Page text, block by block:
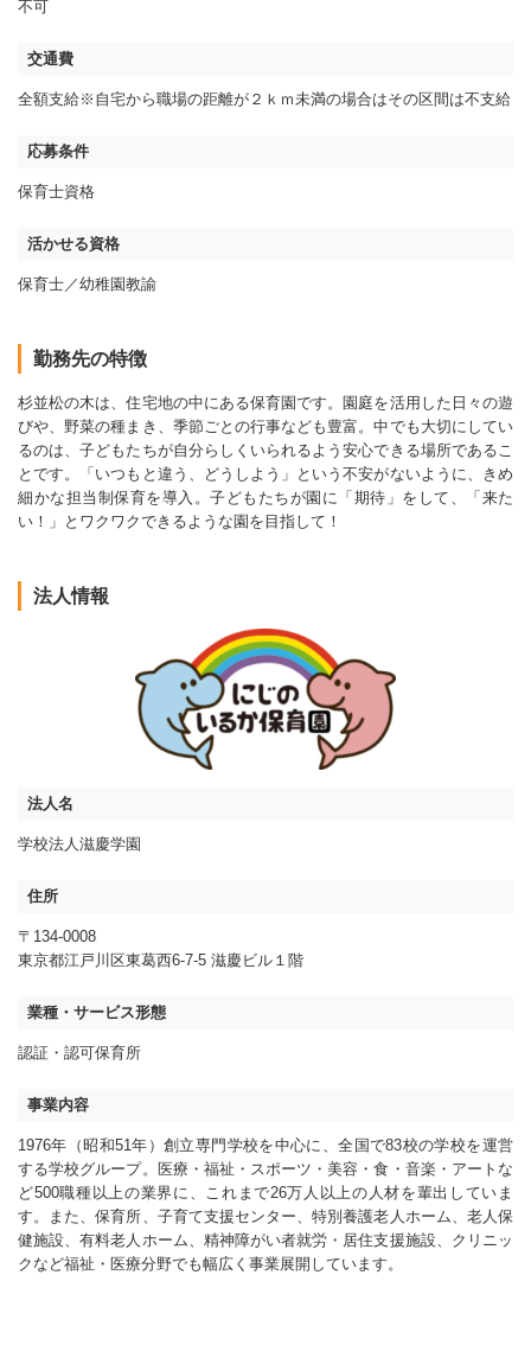
不可
交通費
全額支給※自宅から職場の距離が２ｋｍ未満の場合はその区間は不支給
応募条件
保育士資格
活かせる資格
保育士 幼稚園教諭
勤務先の特徴
杉並松の木は、住宅地の中にある保育園です。園庭を活用した日々の遊
びや、野菜の種まき、季節ごとの行事なども豊富。中でも大切にしてい
るのは、子どもたちが自分らしくいられるよう安心できる場所であるこ
とです。「いつもと違う、どうしよう」という不安がないように、きめ
細かな担当制保育を導入。子どもたちが園に「期待」をして、「来た
い！」とワクワクできるような園を目指して！
法人情報
法人名
学校法人滋慶学園
住所
〒134-0008
東京都江戸川区東葛西6-7-5 滋慶ビル１階
業種・サービス形態
認証・認可保育所
事業内容
1976年（昭和51年）創立専門学校を中心に、全国で83校の学校を運営
する学校グループ。医療・福祉・スポーツ・美容・食・音楽・アートな
ど500職種以上の業界に、これまで26万人以上の人材を輩出していま
す。また、保育所、子育て支援センター、特別養護老人ホーム、老人保
健施設、有料老人ホーム、精神障がい者就労・居住支援施設、クリニッ
クなど福祉・医療分野でも幅広く事業展開しています。